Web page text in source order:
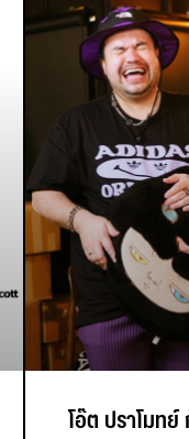
โอ๊ต ปราโมท